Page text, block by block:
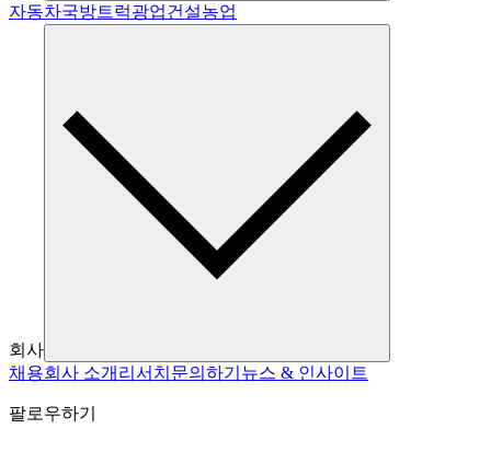
자동차국방트럭광업건설농업
회사
채용회사 소개 리서치 문의하기 뉴스 & 인사이트
팔로우하기